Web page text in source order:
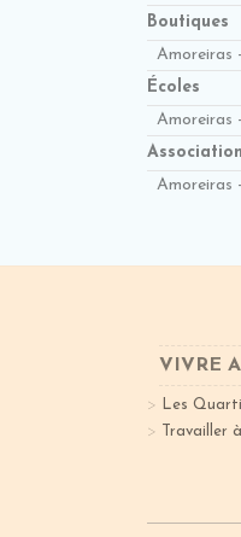
Boutiques
Amoreiras
Écoles
Amoreiras
Amoreiras
VIVRE
Les
Travailler